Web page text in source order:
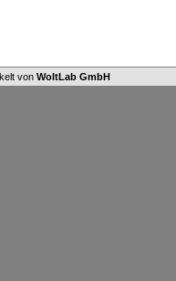
von WoltLab GmbH